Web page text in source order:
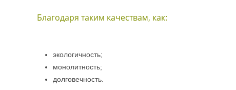
Благодаря таким качествам, как:
экологичность;
монолитность;
долговечность.